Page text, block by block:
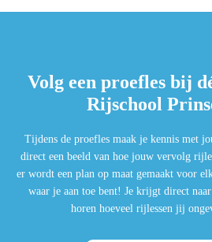
Volg een proefles bij
Rijschool
Tijdens de proefles maak je kennis met
direct een beeld van hoe jouw vervolg
er wordt een plan op maat gemaakt voor
waar je aan toe bent! Je krijgt direct
horen hoeveel rijlessen jij